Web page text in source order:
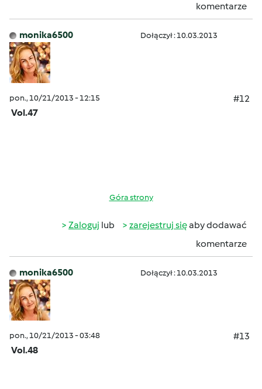
komentarze
monika6500 Dołączył : 10.03.2013
pon., 10/21/2013 - 12:15
#12
Vol.47
Góra strony
Zaloguj lub zarejestruj sięaby dodawać
komentarze
monika6500 Dołączył : 10.03.2013
pon., 10/21/2013 - 03:48
#13
Vol.48